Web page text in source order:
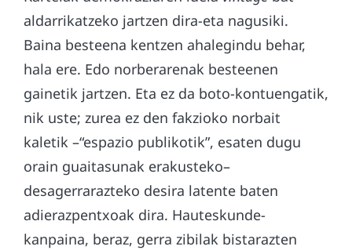
aldarrikatzeko jartzen dira-eta nagusiki.
Baina besteena kentzen ahalegindu behar,
hala ere. Edo norberarenak besteenen
gainetik jartzen. Eta ez da boto-kontuengatik,
nik uste; zurea ez den fakzioko norbait
kaletik –“espazio publikotik”, esaten dugu
orain guaitasunak erakusteko–
desagerrarazteko desira latente baten
adierazpentxoak dira. Hauteskunde-
kanpaina, beraz, gerra zibilak bistarazten